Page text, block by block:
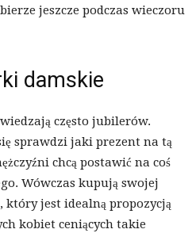
jeszcze podczas wieczoru
damskie
często jubilerów.
sprawdzi jaki prezent na tą
chcą postawić na coś
Wówczas kupują swojej
który jest idealną propozycją
kobiet ceniących takie